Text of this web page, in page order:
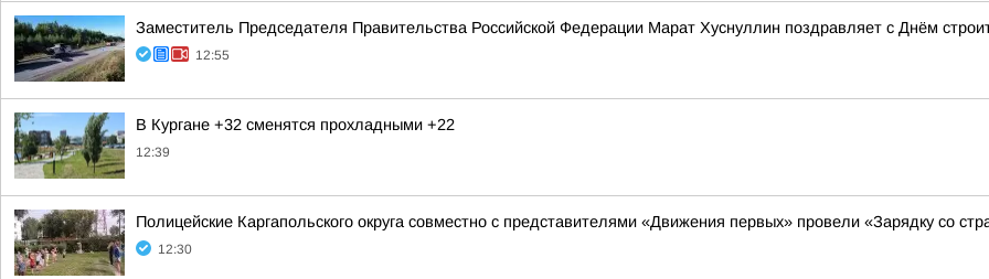
Заместитель Председателя Правительства Российской Федерации Марат Хуснуллин поздравляет с Днём
12:55
В Кургане +32 сменятся прохладными +22
12:39
Полицейские Каргапольского округа совместно с представителями «Движения первых» провели «Зарядку со
12:30